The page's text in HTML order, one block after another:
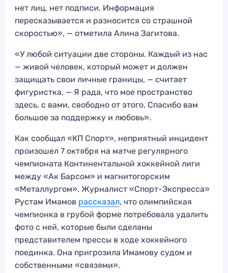
нет лиц, нет подписи. Информация
пересказывается и разносится со страшной
скоростью», — отметила Алина Загитова.
«У любой ситуации две стороны. Каждый из нас
— живой человек, который может и должен
защищать свои личные границы, — считает
фигуристка. — Я рада, что мое пространство
здесь, с вами, свободно от этого. Спасибо вам
большое за поддержку и любовь».
Как сообщал «КП Спорт», неприятный инцидент
произошел 7 октября на матче регулярного
чемпионата Континентальной хоккейной лиги
между «Ак Барсом» и магнитогорским
«Металлургом». Журналист «Спорт-Экспресса»
Рустам Имамов рассказал, что олимпийская
чемпионка в грубой форме потребовала удалить
фото с ней, которые были сделаны
представителем прессы в ходе хоккейного
поединка. Она пригрозила Имамову судом и
собственными «связями».